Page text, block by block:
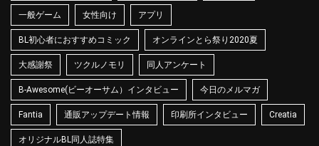
一般ゲーム 女性向け アプリ
BL初心者におすすめコミック オンラインとら祭り2020夏
大感謝祭 ツクルノモリ 同人アンケート
B-Awesome(ビーオーサム）インタビュー 今日のメルマガ
Fantia 通販アップデート情報 印刷所インタビュー Creatia
オリジナルBL同人誌特集